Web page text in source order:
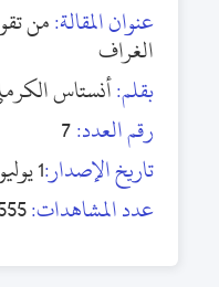
عنوان المقالة:من
الغراف
بقلم:أنستاس
رقم العدد:7
تاريخ الإصدار:1 يوليو 1928
عدد المشاهدات: